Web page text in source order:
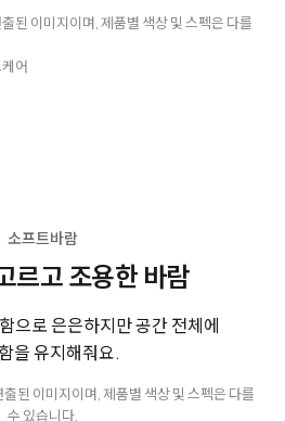
된 이미지이며, 제품별 색상 및 스펙은 다를
어
소프트바람
르고 조용한 바람
으로 은은하지만 공간 전체에
을 유지해줘요.
된 이미지이며, 제품별 색상 및 스펙은 다를
수 있습니다.